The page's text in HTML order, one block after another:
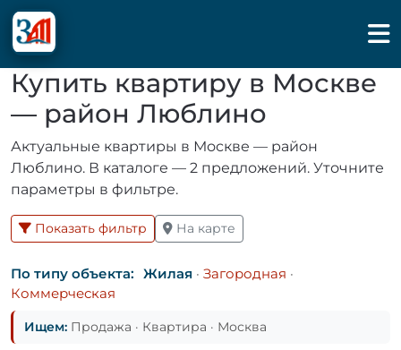
Купить квартиру в Москве
— район Люблино
Актуальные квартиры в Москве — район
Люблино. В каталоге — 2 предложений. Уточните
параметры в фильтре.
Показать фильтр На карте
По типу объекта: Жилая · Загородная ·
Коммерческая
Ищем: Продажа · Квартира · Москва